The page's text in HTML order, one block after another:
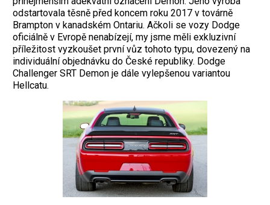
odstartovala těsně před koncem roku 2017 v továrně
Brampton v kanadském Ontariu. Ačkoli se vozy Dodge
oficiálně v Evropě nenabízejí, my jsme měli exkluzivní
příležitost vyzkoušet první vůz tohoto typu, dovezený na
individuální objednávku do České republiky. Dodge
Challenger SRT Demon je dále vylepšenou variantou
Hellcatu.